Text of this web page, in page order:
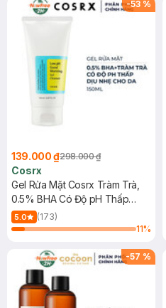
-53 %
139.000 ₫298.000 ₫
Cosrx
Gel Rửa Mặt Cosrx Tràm Trà,
0.5% BHA Có Độ pH Thấp
150ml
5.0
(173)
11%
-57 %